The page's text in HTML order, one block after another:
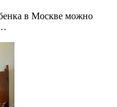
в Москве можно